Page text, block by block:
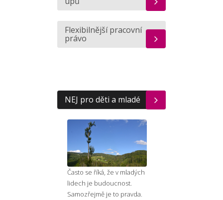
Flexibilnější pracovní
právo
NEJ pro děti a mladé
Často se říká, že v mladých
lidech je budoucnost.
Samozřejmě je to pravda.